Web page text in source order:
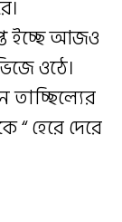
ইচ্ছে আজও
ওঠে।
তাচ্ছিল্যের
হেরে দেরে